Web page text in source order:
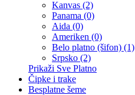
Kanvas (2)
Panama (0)
Aida (0)
Ameriken (0)
Belo platno (šifon) (1)
Srpsko (2)
Prikaži Sve Platno
Čipke i trake
Besplatne šeme